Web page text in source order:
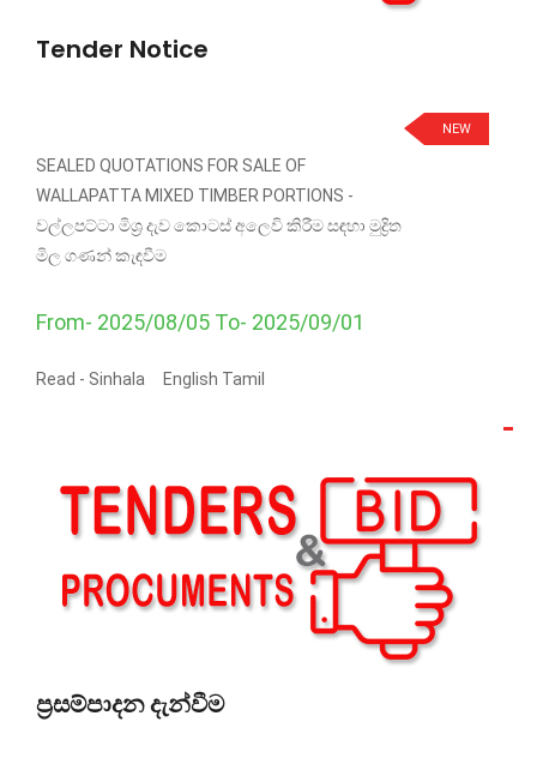
Tender Notice
NEW
SEALED QUOTATIONS FOR SALE OF
WALLAPATTA MIXED TIMBER PORTIONS -
වල්ලපට්ටා මිශ්‍ර දැව කොටස් අලෙවි කිරීම සඳහා මුද්‍රිත
මිල ගණන් කැඳවීම
From- 2025/08/05 To- 2025/09/01
Read - Sinhala English Tamil
ප්‍රසම්පාදන දැන්වීම